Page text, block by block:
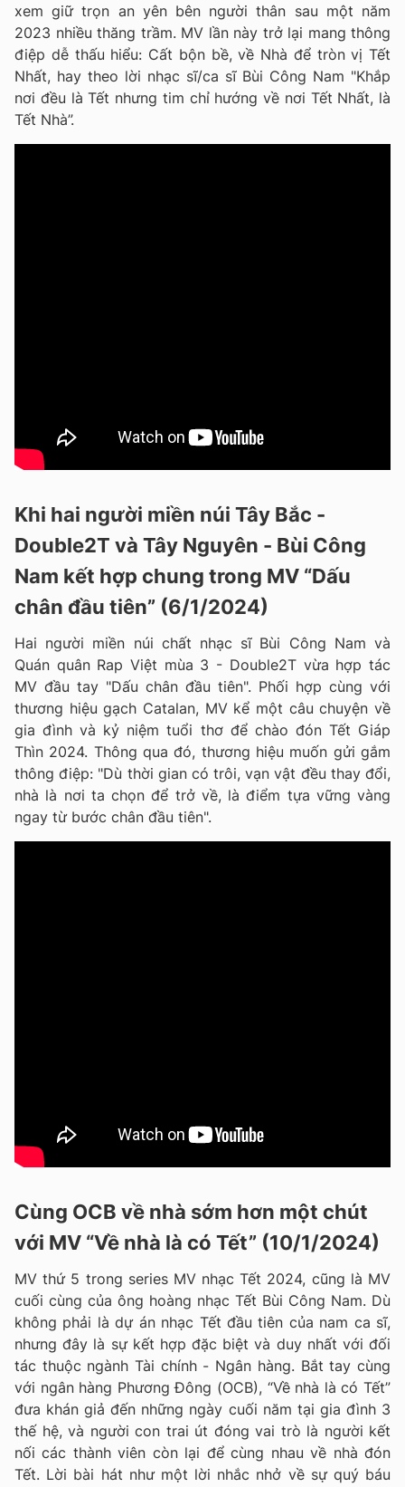
xem giữ trọn an yên bên người thân sau một năm
2023 nhiều thăng trầm. MV lần này trở lại mang thông
điệp dễ thấu hiểu: Cất bộn bề, về Nhà để tròn vị Tết
Nhất, hay theo lời nhạc sĩ/ca sĩ Bùi Công Nam "Khắp
nơi đều là Tết nhưng tim chỉ hướng về nơi Tết Nhất, là
Tết Nhà”.
Khi hai người miền núi Tây Bắc -
Double2T và Tây Nguyên - Bùi Công
Nam kết hợp chung trong MV “Dấu
chân đầu tiên” (6/1/2024)
Hai người miền núi chất nhạc sĩ Bùi Công Nam và
Quán quân Rap Việt mùa 3 - Double2T vừa hợp tác
MV đầu tay "Dấu chân đầu tiên". Phối hợp cùng với
thương hiệu gạch Catalan, MV kể một câu chuyện về
gia đình và kỷ niệm tuổi thơ để chào đón Tết Giáp
Thìn 2024. Thông qua đó, thương hiệu muốn gửi gắm
thông điệp: "Dù thời gian có trôi, vạn vật đều thay đổi,
nhà là nơi ta chọn để trở về, là điểm tựa vững vàng
ngay từ bước chân đầu tiên".
Cùng OCB về nhà sớm hơn một chút
với MV “Về nhà là có Tết” (10/1/2024)
MV thứ 5 trong series MV nhạc Tết 2024, cũng là MV
cuối cùng của ông hoàng nhạc Tết Bùi Công Nam. Dù
không phải là dự án nhạc Tết đầu tiên của nam ca sĩ,
nhưng đây là sự kết hợp đặc biệt và duy nhất với đối
tác thuộc ngành Tài chính - Ngân hàng. Bắt tay cùng
với ngân hàng Phương Đông (OCB), “Về nhà là có Tết”
đưa khán giả đến những ngày cuối năm tại gia đình 3
thế hệ, và người con trai út đóng vai trò là người kết
nối các thành viên còn lại để cùng nhau về nhà đón
Tết. Lời bài hát như một lời nhắc nhở về sự quý báu